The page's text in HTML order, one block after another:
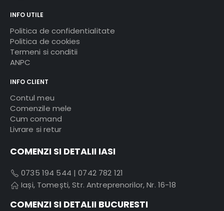
INFO UTILE
Politica de confidentialitate
Politica de cookies
Termeni si conditii
ANPC
INFO CLIENT
Contul meu
Comenzile mele
Cum comand
Livrare si retur
COMENZI SI DETALII IASI
0735 194 544 |0742 782 121
Iași, Tomești, Str. Antreprenorilor, Nr. 16-18
COMENZI SI DETALII BUCURESTI